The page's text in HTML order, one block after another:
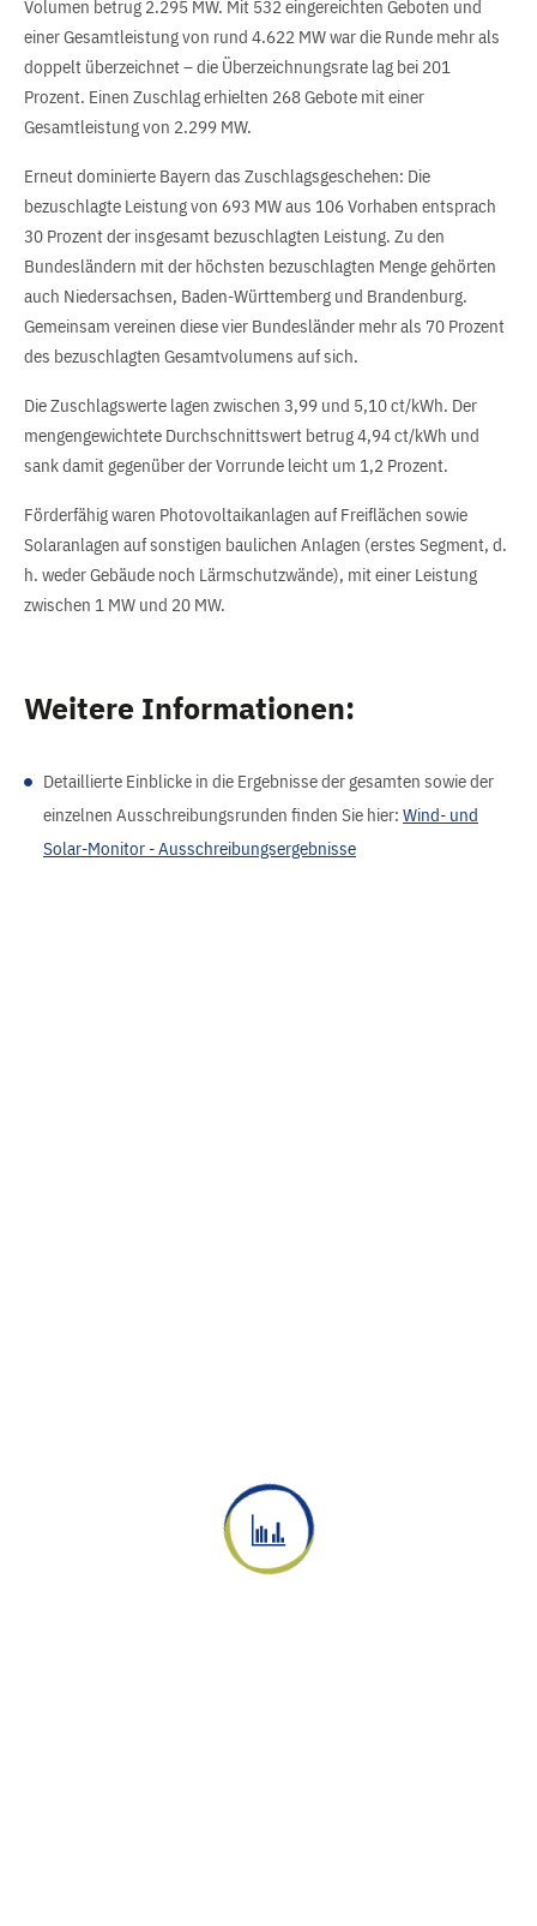
Volumen betrug 2.295 MW. Mit 532 eingereichten Geboten und
einer Gesamtleistung von rund 4.622 MW war die Runde mehr als
doppelt überzeichnet – die Überzeichnungsrate lag bei 201
Prozent. Einen Zuschlag erhielten 268 Gebote mit einer
Gesamtleistung von 2.299 MW.
Erneut dominierte Bayern das Zuschlagsgeschehen: Die
bezuschlagte Leistung von 693 MW aus 106 Vorhaben entsprach
30 Prozent der insgesamt bezuschlagten Leistung. Zu den
Bundesländern mit der höchsten bezuschlagten Menge gehörten
auch Niedersachsen, Baden-Württemberg und Brandenburg.
Gemeinsam vereinen diese vier Bundesländer mehr als 70 Prozent
des bezuschlagten Gesamtvolumens auf sich.
Die Zuschlagswerte lagen zwischen 3,99 und 5,10 ct/kWh. Der
mengengewichtete Durchschnittswert betrug 4,94 ct/kWh und
sank damit gegenüber der Vorrunde leicht um 1,2 Prozent.
Förderfähig waren Photovoltaikanlagen auf Freiflächen sowie
Solaranlagen auf sonstigen baulichen Anlagen (erstes Segment, d.
h. weder Gebäude noch Lärmschutzwände), mit einer Leistung
zwischen 1 MW und 20 MW.
Weitere Informationen:
Detaillierte Einblicke in die Ergebnisse der gesamten sowie der
einzelnen Ausschreibungsrunden finden Sie hier: Wind- und
Solar-Monitor - Ausschreibungsergebnisse